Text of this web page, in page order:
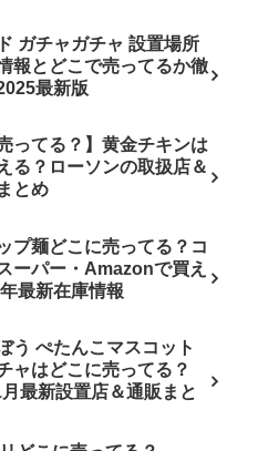
ガチャガチャ 設置場所
報とどこで売ってるか徹
最新版
ってる？】黄金チキンは
る？ローソンの取扱店＆
とめ
プ麺どこに売ってる？コ
ーパー・Amazonで買え
最新在庫情報
う ぺたんこマスコット
ャはどこに売ってる？
最新設置店＆通販まと